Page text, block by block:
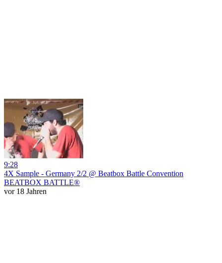
9:28
4X Sample - Germany 2/2 @ Beatbox Battle Convention
BEATBOX BATTLE®
vor 18 Jahren